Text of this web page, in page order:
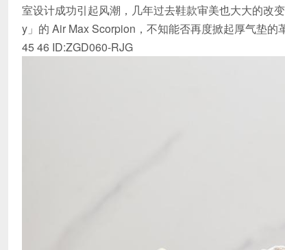
室设计成功引起风潮，几年过去鞋款审美也大大的改
y」的 Air Max Scorpion，不知能否再度掀起厚气垫
45 46 ID:ZGD060-RJG